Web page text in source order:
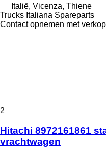
Italië, Vicenza, Thiene
Trucks Italiana Spareparts
Contact opnemen met
2
Hitachi 8972161861
vrachtwagen